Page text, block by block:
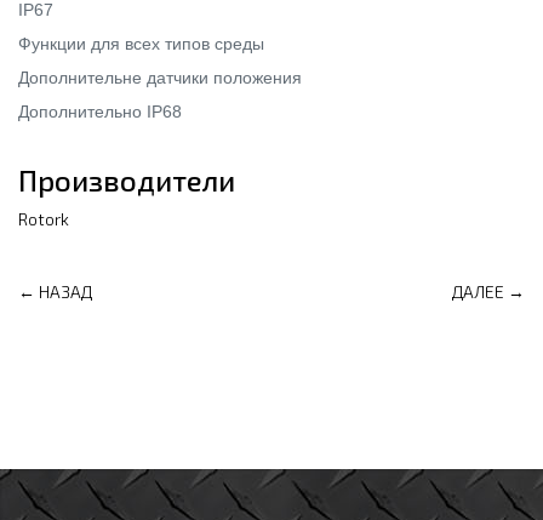
IP67
Функции для всех типов среды
Дополнительне датчики положения
Дополнительно IP68
Производители
Rotork
← НАЗАД ДАЛЕЕ →